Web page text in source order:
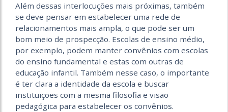
Além dessas interlocuções mais próximas, também
se deve pensar em estabelecer uma rede de
relacionamentos mais ampla, o que pode ser um
bom meio de prospecção. Escolas de ensino médio,
por exemplo, podem manter convênios com escolas
do ensino fundamental e estas com outras de
educação infantil. Também nesse caso, o importante
é ter clara a identidade da escola e buscar
instituições com a mesma filosofia e visão
pedagógica para estabelecer os convênios.